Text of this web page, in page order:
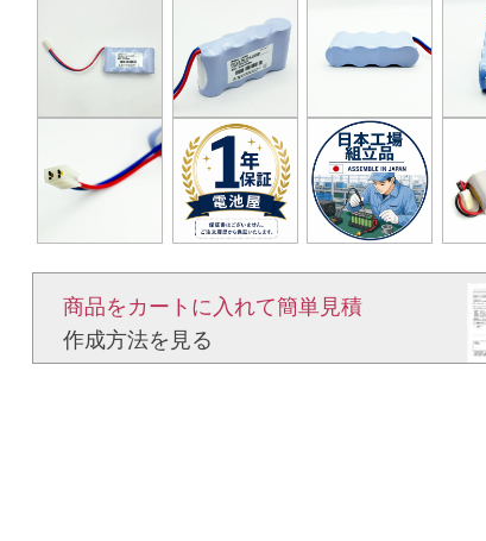
商品をカートに入れて簡単見積​
作成方法を見る​​